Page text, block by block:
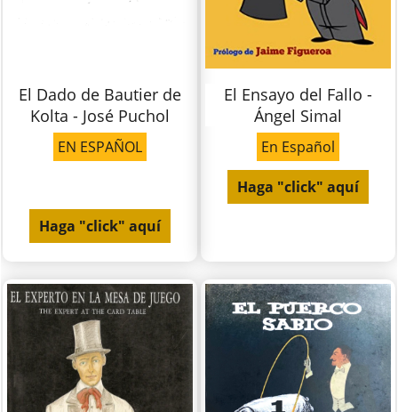
El Dado de Bautier de
Kolta - José Puchol
EN ESPAÑOL
Haga "click" aquí
El Ensayo del Fallo -
Ángel Simal
En Español
Haga "click" aquí